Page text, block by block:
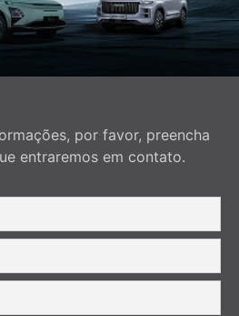
por favor, preencha
entraremos em contato.